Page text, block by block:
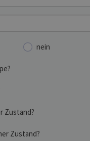
nein
Zustand?
Zustand?